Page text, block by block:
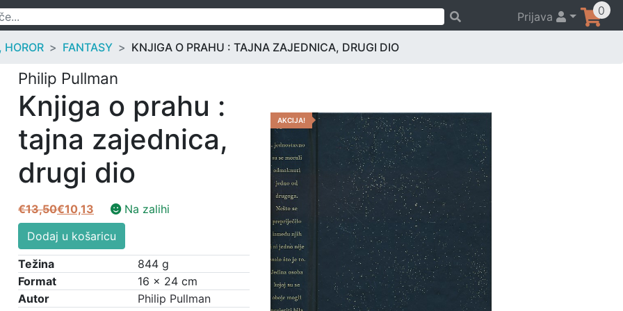
Prijava 0
HOROR FANTASY KNJIGA O PRAHU : TAJNA ZAJEDNICA, DRUGI DIO
Philip Pullman
Knjiga o prahu :
tajna zajednica,
drugi dio
€13,50
Izvorna
cijena
bila
je:
€13,50.
€10,13
Trenutna
cijena
je:
€10,13.
Na zalihi
Knjiga
o
prahu
:
tajna
Dodaj u košaricu
Težina
844 g
Format
16 × 24 cm
Autor
Philip Pullman
AKCIJA!